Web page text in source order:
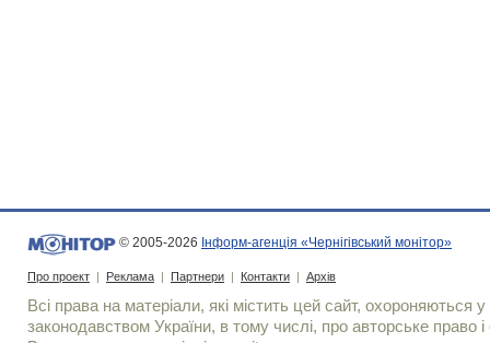
© 2005-2026 Інформ-агенція «Чернігівський монітор»
Про проект | Реклама | Партнери | Контакти | Архів
Всі права на матеріали, які містить цей сайт, охороняються у
законодавством України, в тому числі, про авторське право і